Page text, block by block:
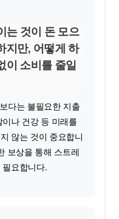
는 것이 돈 모으
지만, 어떻게 하
이 소비를 줄일
다는 불필요한 지출
나 건강 등 미래를
않는 것이 중요합니
보상을 통해 스트레
필요합니다.